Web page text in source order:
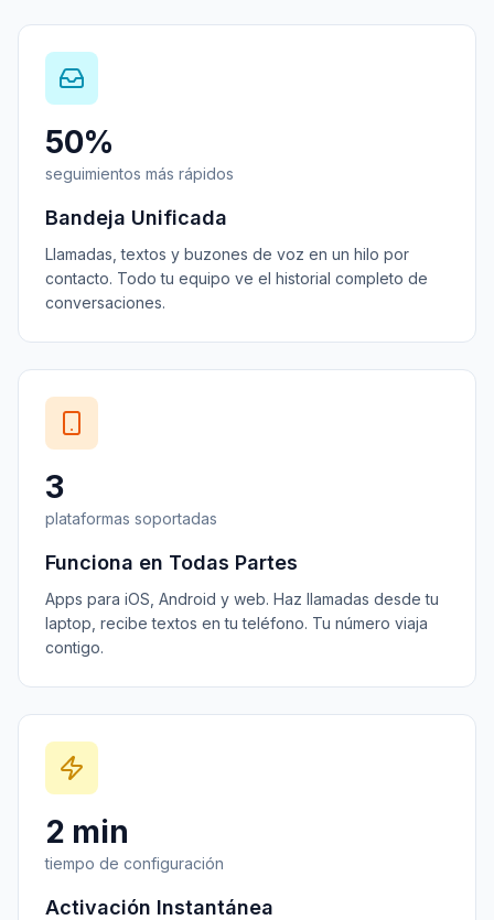
50%
seguimientos más rápidos
Bandeja Unificada
Llamadas, textos y buzones de voz en un hilo por
contacto. Todo tu equipo ve el historial completo de
conversaciones.
3
plataformas soportadas
Funciona en Todas Partes
Apps para iOS, Android y web. Haz llamadas desde tu
laptop, recibe textos en tu teléfono. Tu número viaja
contigo.
2 min
tiempo de configuración
Activación Instantánea